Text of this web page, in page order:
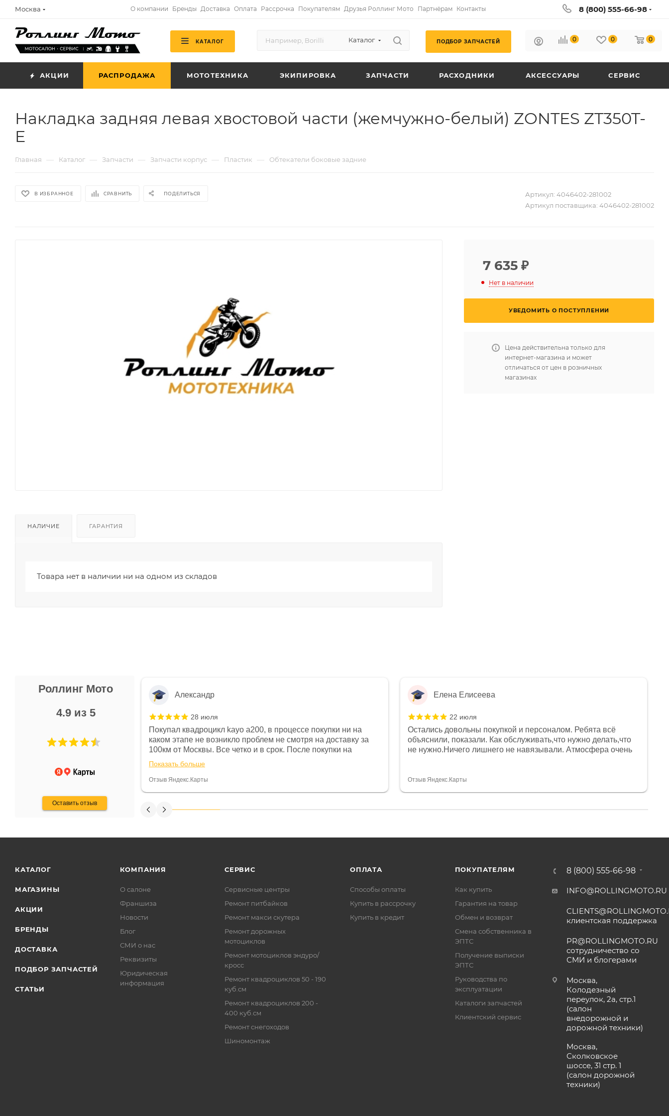
Москва О компании Бренды Доставка Оплата Рассрочка Покупателям Друзья Роллинг Мото Партнёрам Контакты 8 (800) 555-66-98
КАТАЛОГ Каталог ПОДБОР ЗАПЧАСТЕЙ 0 0 0
АКЦИИ РАСПРОДАЖА МОТОТЕХНИКА ЭКИПИРОВКА ЗАПЧАСТИ РАСХОДНИКИ АКСЕССУАРЫ СЕРВИС
Накладка задняя левая хвостовой части (жемчужно-белый) ZONTES ZT350T-
E
Главная — Каталог — Запчасти — Запчасти корпус — Пластик — Обтекатели боковые задние
В ИЗБРАННОЕ СРАВНИТЬ ПОДЕЛИТЬСЯ Артикул: 4046402-281002
Артикул поставщика: 4046402-281002
НАЛИЧИЕ ГАРАНТИЯ
Товара нет в наличии ни на одном из складов
7 635 ₽
Нет в наличии
УВЕДОМИТЬ О ПОСТУПЛЕНИИ
Цена действительна только для
интернет-магазина и может
отличаться от цен в розничных
магазинах
Роллинг Мото
4.9 из 5
Оставить отзыв
Не понравились условия
и дают только на год)
Александр
28 июля
Покупал квадроцикл kayo a200, в процессе покупки ни на
каком этапе не возникло проблем не смотря на доставку за
100км от Москвы. Все четко и в срок. После покупки на
спидометре всегда был 0, при этом представители магазина
постоянно были на связи и в итоге проблема была решена.
Считаю, что это говорит о небезразличии к клиенту после
Показать больше
Отзыв Яндекс.Карты
Елена Елисеева
22 июля
Остались довольны покупкой и персоналом. Ребята всё
объяснили, показали. Как обслуживать,что нужно делать,что
не нужно.Ничего лишнего не навязывали. Атмосфера очень
огромное спасибо Дмитрию, за клиентоориентированность и
Отзыв Яндекс.Карты
КАТАЛОГ
МАГАЗИНЫ
АКЦИИ
БРЕНДЫ
ДОСТАВКА
ПОДБОР ЗАПЧАСТЕЙ
СТАТЬИ
КОМПАНИЯ
О салоне
Франшиза
Новости
Блог
СМИ о нас
Реквизиты
Юридическая
информация
СЕРВИС
Сервисные центры
Ремонт питбайков
Ремонт макси скутера
Ремонт дорожных
мотоциклов
Ремонт мотоциклов эндуро/
кросс
Ремонт квадроциклов 50 - 190
куб.см
Ремонт квадроциклов 200 -
400 куб.см
Ремонт снегоходов
Шиномонтаж
ОПЛАТА
Способы оплаты
Купить в рассрочку
Купить в кредит
ПОКУПАТЕЛЯМ
Как купить
Гарантия на товар
Обмен и возврат
Смена собственника в
ЭПТС
Получение выписки
ЭПТС
Руководства по
эксплуатации
Каталоги запчастей
Клиентский сервис
8 (800) 555-66-98
INFO@ROLLINGMOTO.RU
клиентская поддержка
PR@ROLLINGMOTO.RU
сотрудничество со
СМИ и блогерами
Москва,
Колодезный
переулок, 2а, стр.1
(салон
внедорожной и
дорожной техники)
Москва,
Сколковское
шоссе, 31 стр. 1
(салон дорожной
техники)